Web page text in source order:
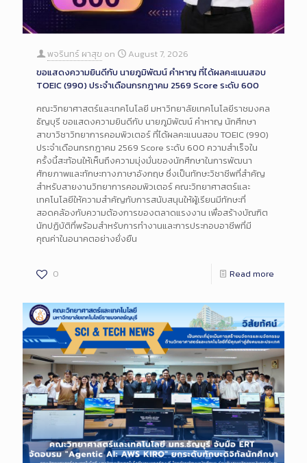
พจรินทร์ ผาสุข on
August 7, 2026
ขอแสดงความยินดีกับ นายภูมิพัฒน์ คำหาญ ที่ได้ผลคะแนนสอบ
TOEIC (990) ประจำเดือนกรกฎาคม 2569 Score ระดับ 600
คณะวิทยาศาสตร์และเทคโนโลยี มหาวิทยาลัยเทคโนโลยีราชมงคล
ธัญบุรี ขอแสดงความยินดีกับ นายภูมิพัฒน์ คำหาญ นักศึกษา
สาขาวิชาวิทยาการคอมพิวเตอร์ ที่ได้ผลคะแนนสอบ TOEIC (990)
ประจำเดือนกรกฎาคม 2569 Score ระดับ 600 ความสำเร็จใน
ครั้งนี้สะท้อนให้เห็นถึงความมุ่งมั่นของนักศึกษาในการพัฒนา
ศักยภาพและทักษะทางภาษาอังกฤษ ซึ่งเป็นทักษะวิชาชีพที่สำคัญ
สำหรับสายงานวิทยาการคอมพิวเตอร์ คณะวิทยาศาสตร์และ
เทคโนโลยีให้ความสำคัญกับการสนับสนุนให้ผู้เรียนมีทักษะที่
สอดคล้องกับความต้องการของตลาดแรงงาน เพื่อสร้างบัณฑิต
นักปฏิบัติที่พร้อมสำหรับการทำงานและการประกอบอาชีพที่มี
คุณค่าในอนาคตอย่างยั่งยืน
0 Read more